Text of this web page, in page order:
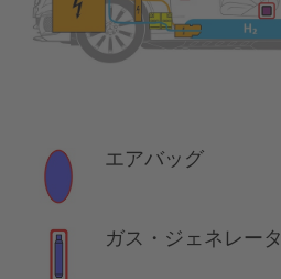
エアバッグ
ガス・ジェネレータ